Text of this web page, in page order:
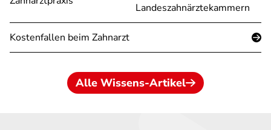
Landeszahnärztekammern
Kostenfallen beim Zahnarzt
Alle Wissens-Artikel